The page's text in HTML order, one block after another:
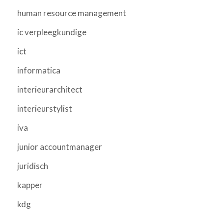
human resource management
ic verpleegkundige
ict
informatica
interieurarchitect
interieurstylist
iva
junior accountmanager
juridisch
kapper
kdg